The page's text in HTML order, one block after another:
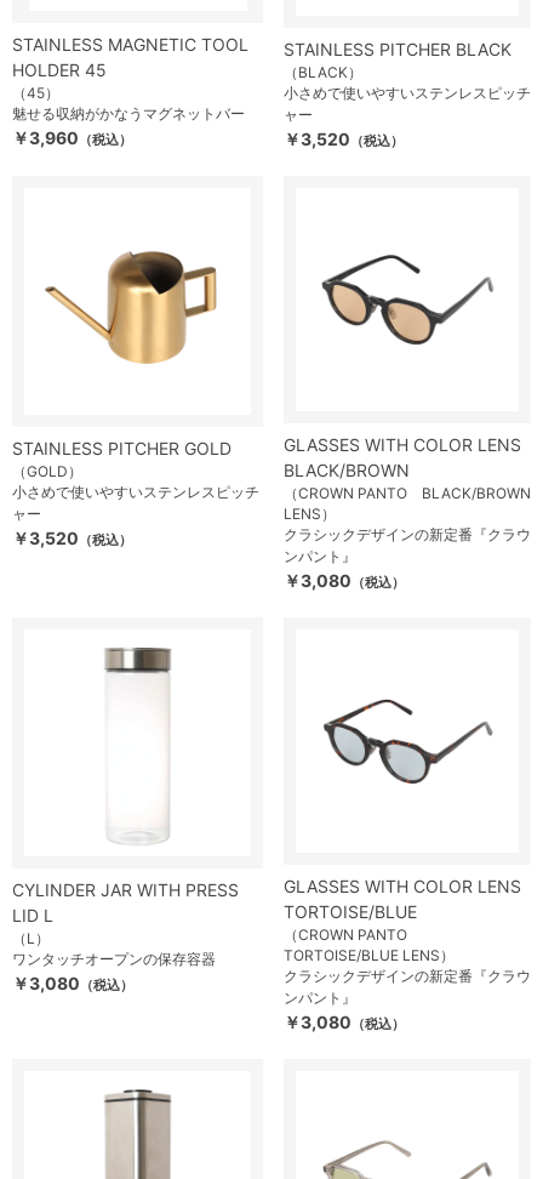
STAINLESS MAGNETIC TOOL
HOLDER 45
（45）
魅せる収納がかなうマグネットバー
￥3,960 （税込）
STAINLESS PITCHER BLACK
（BLACK）
小さめで使いやすいステンレスピッチ
ャー
￥3,520 （税込）
STAINLESS PITCHER GOLD
（GOLD）
小さめで使いやすいステンレスピッチ
ャー
￥3,520 （税込）
GLASSES WITH COLOR LENS
BLACK/BROWN
（CROWN PANTO BLACK/BROWN
LENS）
クラシックデザインの新定番『クラウ
ンパント』
￥3,080 （税込）
CYLINDER JAR WITH PRESS
LID L
（L）
ワンタッチオープンの保存容器
￥3,080 （税込）
GLASSES WITH COLOR LENS
TORTOISE/BLUE
（CROWN PANTO
TORTOISE/BLUE LENS）
クラシックデザインの新定番『クラウ
ンパント』
￥3,080 （税込）